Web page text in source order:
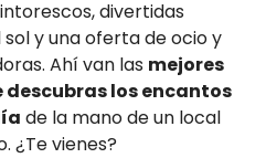
divertidas
y una oferta de ocio y
Ahí van las mejores
los encantos
de la mano de un local
¿Te vienes?